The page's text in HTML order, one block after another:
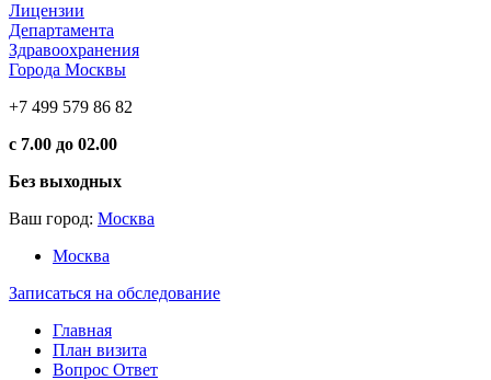
Лицензии
Департамента
Здравоохранения
Города Москвы
+7 499 579 86 82
с 7.00 до 02.00
Без выходных
Ваш город: Москва
Москва
Записаться на обследование
Главная
План визита
Вопрос Ответ